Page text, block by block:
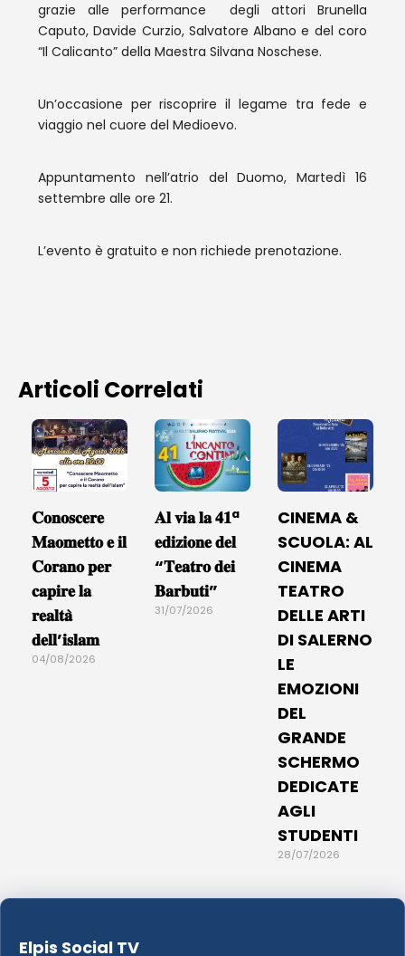
grazie alle performance degli attori Brunella
Caputo, Davide Curzio, Salvatore Albano e del coro
“Il Calicanto” della Maestra Silvana Noschese.
Un’occasione per riscoprire il legame tra fede e
viaggio nel cuore del Medioevo.
Appuntamento nell’atrio del Duomo, Martedì 16
settembre alle ore 21.
L’evento è gratuito e non richiede prenotazione.
Articoli Correlati
𝐂𝐨𝐧𝐨𝐬𝐜𝐞𝐫𝐞
𝐌𝐚𝐨𝐦𝐞𝐭𝐭𝐨 𝐞 𝐢𝐥
𝐂𝐨𝐫𝐚𝐧𝐨 𝐩𝐞𝐫
𝐜𝐚𝐩𝐢𝐫𝐞 𝐥𝐚
𝐫𝐞𝐚𝐥𝐭𝐚̀
𝐝𝐞𝐥𝐥’𝐢𝐬𝐥𝐚𝐦
04/08/2026
𝐀𝐥 𝐯𝐢𝐚 𝐥𝐚 𝟒𝟏ª
𝐞𝐝𝐢𝐳𝐢𝐨𝐧𝐞 𝐝𝐞𝐥
“𝐓𝐞𝐚𝐭𝐫𝐨 𝐝𝐞𝐢
𝐁𝐚𝐫𝐛𝐮𝐭𝐢”
31/07/2026
CINEMA &
SCUOLA: AL
CINEMA
TEATRO
DELLE ARTI
DI SALERNO
LE
EMOZIONI
DEL
GRANDE
SCHERMO
DEDICATE
AGLI
STUDENTI
28/07/2026
Elpis Social TV